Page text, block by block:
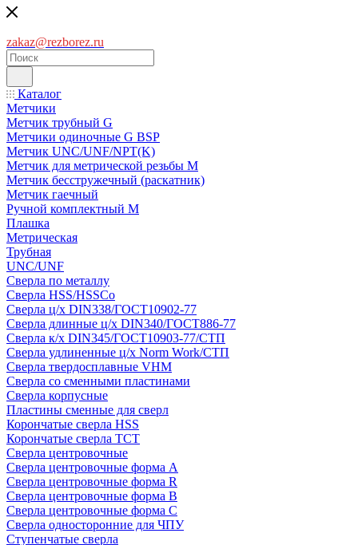
zakaz@rezborez.ru
Каталог
Метчики
Метчик трубный G
Метчики одиночные G BSP
Метчик UNC/UNF/NPT(K)
Метчик для метрической резьбы M
Метчик бесстружечный (раскатник)
Метчик гаечный
Ручной комплектный M
Плашка
Метрическая
Трубная
UNC/UNF
Сверла по металлу
Сверла HSS/HSSCo
Сверла ц/х DIN338/ГОСТ10902-77
Сверла длинные ц/х DIN340/ГОСТ886-77
Сверла к/х DIN345/ГОСТ10903-77/СТП
Сверла удлиненные ц/х Norm Work/СТП
Сверла твердосплавные VHM
Сверла со сменными пластинами
Сверла корпусные
Пластины сменные для сверл
Корончатые сверла HSS
Корончатые сверла TCT
Сверла центровочные
Сверла центровочные форма A
Сверла центровочные форма R
Сверла центровочные форма B
Сверла центровочные форма C
Сверла односторонние для ЧПУ
Ступенчатые сверла